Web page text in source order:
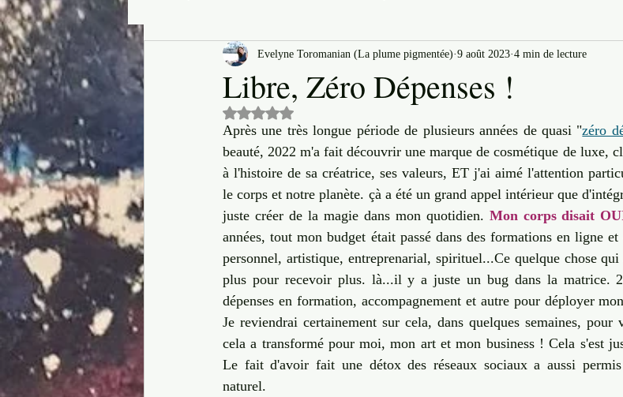
Projets Créatifs Slow Artpreneur Art Leadership Créatif Exposition
Dire OUI à la vie
Transformation créative Engagement
Libre, Zéro Dépenses !
Evelyne Toromanian (La plume pigmentée) 9 août 2023 4 min de lecture
Noté NaN étoiles sur 5.
Après une très longue période de plusieurs années de quasi "zéro
beauté, 2022 m'a fait découvrir une marque de cosmétique de luxe,
à l'histoire de sa créatrice, ses valeurs, ET j'ai aimé l'attention
le corps et notre planète. çà a été un grand appel intérieur que
juste créer de la magie dans mon quotidien. Mon corps disait
années, tout mon budget était passé dans des formations en ligne
personnel, artistique, entreprenarial, spirituel...Ce quelque chose
plus pour recevoir plus. là...il y a juste un bug dans la matrice.
dépenses en formation, accompagnement et autre pour déployer
Je reviendrai certainement sur cela, dans quelques semaines,
cela a transformé pour moi, mon art et mon business ! Cela s'est
Le fait d'avoir fait une détox des réseaux sociaux a aussi permis
naturel.